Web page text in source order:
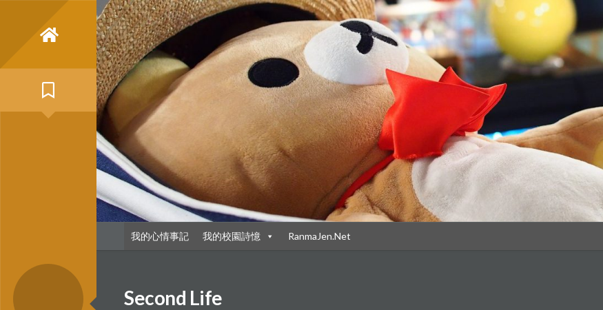
我的心情事記 我的校園詩憶 RanmaJen.Net
Second Life